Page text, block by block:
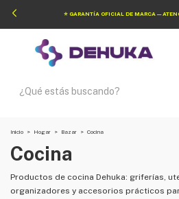
⭐ GARANTÍA OFICIAL DE MARCA —
Inicio > Hogar > Bazar > Cocina
Cocina
Productos de cocina Dehuka: griferías,
organizadores y accesorios prácticos